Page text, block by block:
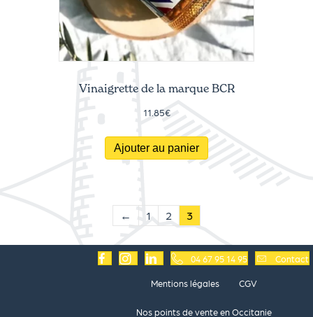
Vinaigrette de la marque BCR
11.85€
Ajouter au panier
← 1 2 3
Mentions légales CGV
Nos points de vente en Occitanie
04 67 95 14 95 Contact